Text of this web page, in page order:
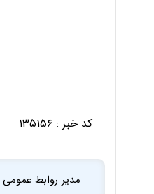
کد خبر : ۱۳۵۱۵۶
مدیر روابط